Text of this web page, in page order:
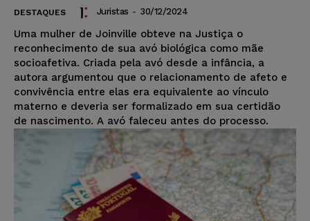
DESTAQUES Juristas - 30/12/2024
Uma mulher de Joinville obteve na Justiça o
reconhecimento de sua avó biológica como mãe
socioafetiva. Criada pela avó desde a infância, a
autora argumentou que o relacionamento de afeto e
convivência entre elas era equivalente ao vínculo
materno e deveria ser formalizado em sua certidão
de nascimento. A avó faleceu antes do processo.